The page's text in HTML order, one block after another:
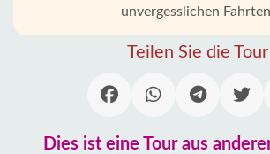
unvergesslichen
Teilen Sie die Tour
Dies ist eine Tour aus